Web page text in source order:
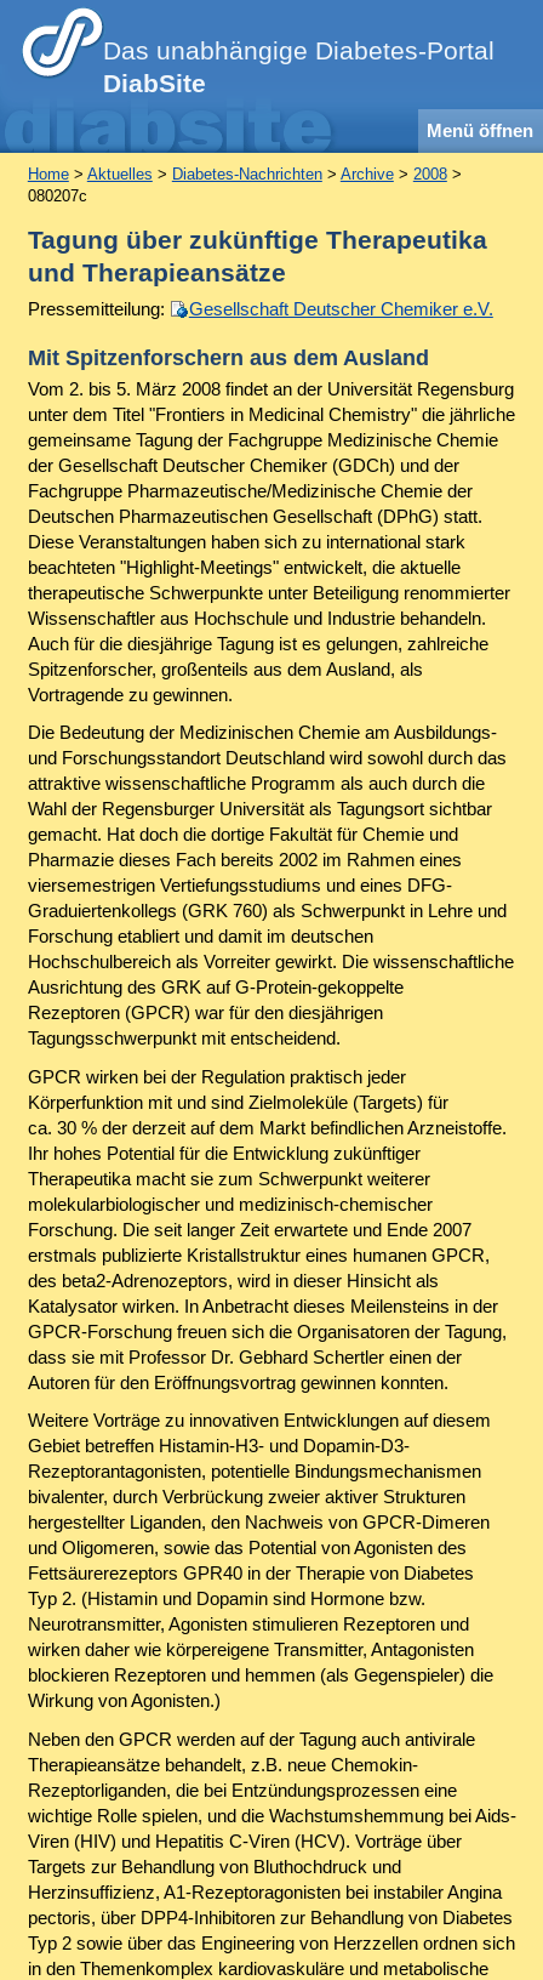
Das unabhängige Diabetes-Portal
DiabSite
Menü öffnen
Home> Aktuelles > Diabetes-Nachrichten> Archive> 2008>
080207c
Tagung über zukünftige Therapeutika
und Therapieansätze
Pressemitteilung: Gesellschaft Deutscher Chemiker e.V.
Mit Spitzenforschern aus dem Ausland
Vom 2. bis 5. März 2008 findet an der Universität Regensburg
unter dem Titel "Frontiers in Medicinal Chemistry" die jährliche
gemeinsame Tagung der Fachgruppe Medizinische Chemie
der Gesellschaft Deutscher Chemiker (GDCh) und der
Fachgruppe Pharmazeutische/Medizinische Chemie der
Deutschen Pharmazeutischen Gesellschaft (DPhG) statt.
Diese Veranstaltungen haben sich zu international stark
beachteten "Highlight-Meetings" entwickelt, die aktuelle
therapeutische Schwerpunkte unter Beteiligung renommierter
Wissenschaftler aus Hochschule und Industrie behandeln.
Auch für die diesjährige Tagung ist es gelungen, zahlreiche
Spitzenforscher, großenteils aus dem Ausland, als
Vortragende zu gewinnen.
Die Bedeutung der Medizinischen Chemie am Ausbildungs-
und Forschungsstandort Deutschland wird sowohl durch das
attraktive wissenschaftliche Programm als auch durch die
Wahl der Regensburger Universität als Tagungsort sichtbar
gemacht. Hat doch die dortige Fakultät für Chemie und
Pharmazie dieses Fach bereits 2002 im Rahmen eines
viersemestrigen Vertiefungsstudiums und eines DFG-
Graduiertenkollegs (GRK 760) als Schwerpunkt in Lehre und
Forschung etabliert und damit im deutschen
Hochschulbereich als Vorreiter gewirkt. Die wissenschaftliche
Ausrichtung des GRK auf G-Protein-gekoppelte
Rezeptoren (GPCR) war für den diesjährigen
Tagungsschwerpunkt mit entscheidend.
GPCR wirken bei der Regulation praktisch jeder
Körperfunktion mit und sind Zielmoleküle (Targets) für
ca. 30 % der derzeit auf dem Markt befindlichen Arzneistoffe.
Ihr hohes Potential für die Entwicklung zukünftiger
Therapeutika macht sie zum Schwerpunkt weiterer
molekularbiologischer und medizinisch-chemischer
Forschung. Die seit langer Zeit erwartete und Ende 2007
erstmals publizierte Kristallstruktur eines humanen GPCR,
des beta2-Adrenozeptors, wird in dieser Hinsicht als
Katalysator wirken. In Anbetracht dieses Meilensteins in der
GPCR-Forschung freuen sich die Organisatoren der Tagung,
dass sie mit Professor Dr. Gebhard Schertler einen der
Autoren für den Eröffnungsvortrag gewinnen konnten.
Weitere Vorträge zu innovativen Entwicklungen auf diesem
Gebiet betreffen Histamin-H3- und Dopamin-D3-
Rezeptorantagonisten, potentielle Bindungsmechanismen
bivalenter, durch Verbrückung zweier aktiver Strukturen
hergestellter Liganden, den Nachweis von GPCR-Dimeren
und Oligomeren, sowie das Potential von Agonisten des
Fettsäurerezeptors GPR40 in der Therapie von Diabetes
Typ 2. (Histamin und Dopamin sind Hormone bzw.
Neurotransmitter, Agonisten stimulieren Rezeptoren und
wirken daher wie körpereigene Transmitter, Antagonisten
blockieren Rezeptoren und hemmen (als Gegenspieler) die
Wirkung von Agonisten.)
Neben den GPCR werden auf der Tagung auch antivirale
Therapieansätze behandelt, z.B. neue Chemokin-
Rezeptorliganden, die bei Entzündungsprozessen eine
wichtige Rolle spielen, und die Wachstumshemmung bei Aids-
Viren (HIV) und Hepatitis C-Viren (HCV). Vorträge über
Targets zur Behandlung von Bluthochdruck und
Herzinsuffizienz, A1-Rezeptoragonisten bei instabiler Angina
pectoris, über DPP4-Inhibitoren zur Behandlung von Diabetes
Typ 2 sowie über das Engineering von Herzzellen ordnen sich
in den Themenkomplex kardiovaskuläre und metabolische